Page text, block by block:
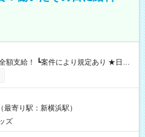
いたその日に現金GET♪ お仕事後はコ
落とせます！ 【試用期間】試
寄り駅：新横浜駅）
ズ